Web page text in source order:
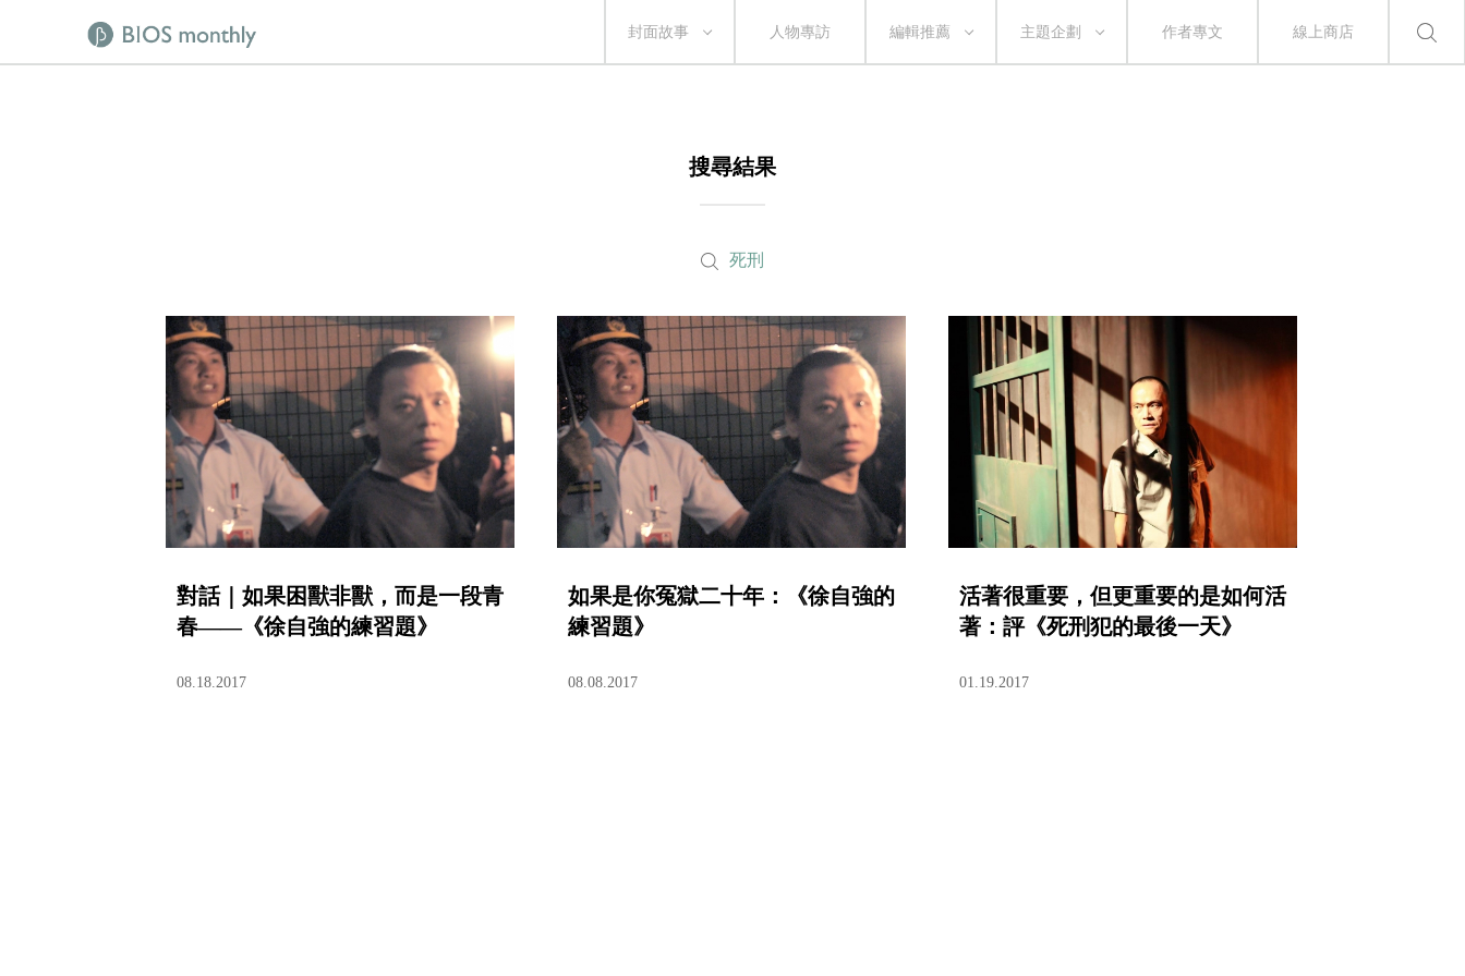
封面故事 人物專訪 編輯推薦 主題企劃 作者專文 線上商店
搜尋結果
死刑
對話｜如果困獸非獸，而是一段青
春——《徐自強的練習題》
08.18.2017
如果是你冤獄二十年：《徐自強的
練習題》
08.08.2017
活著很重要，但更重要的是如何活
著：評《死刑犯的最後一天》
01.19.2017